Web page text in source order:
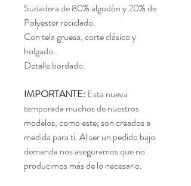
Sudadera de 80% algodón y 20% de
Polyester reciclado.
Con tela gruesa, corte clásico y
holgado.
Detalle bordado.
IMPORTANTE:Esta nueva
temporada muchos de nuestros
modelos, como este, son creados a
medida para ti. Al ser un pedido bajo
demanda nos aseguramos que no
producimos más de lo necesario.